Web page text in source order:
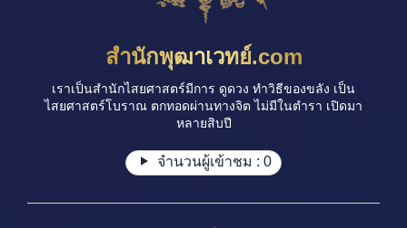
สำนักพุฒาเวทย์.com
เราเป็นสำนักไสยศาสตร์มีการ ดูดวง ทำวิธีของขลัง เป็น
ไสยศาสตร์โบราณ ตกทอดผ่านทางจิต ไม่มีในตำรา เปิดมา
หลายสิบปี
จำนวนผู้เข้าชม : 0